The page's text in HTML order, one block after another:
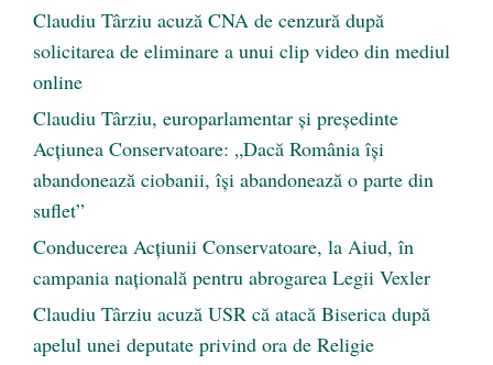
Claudiu Târziu acuză CNA de cenzură după
solicitarea de eliminare a unui clip video din mediul
online
Claudiu Târziu, europarlamentar și președinte
Acțiunea Conservatoare: „Dacă România își
abandonează ciobanii, își abandonează o parte din
suflet”
Conducerea Acțiunii Conservatoare, la Aiud, în
campania națională pentru abrogarea Legii Vexler
Claudiu Târziu acuză USR că atacă Biserica după
apelul unei deputate privind ora de Religie